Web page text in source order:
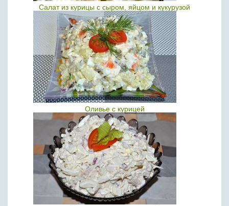
Салат из курицы с сыром, яйцом и кукурузой
Оливье с курицей